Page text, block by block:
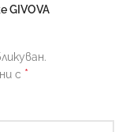
GIVOVA
с *